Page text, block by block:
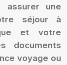
assurer une
séjour à
et votre
documents
voyage ou